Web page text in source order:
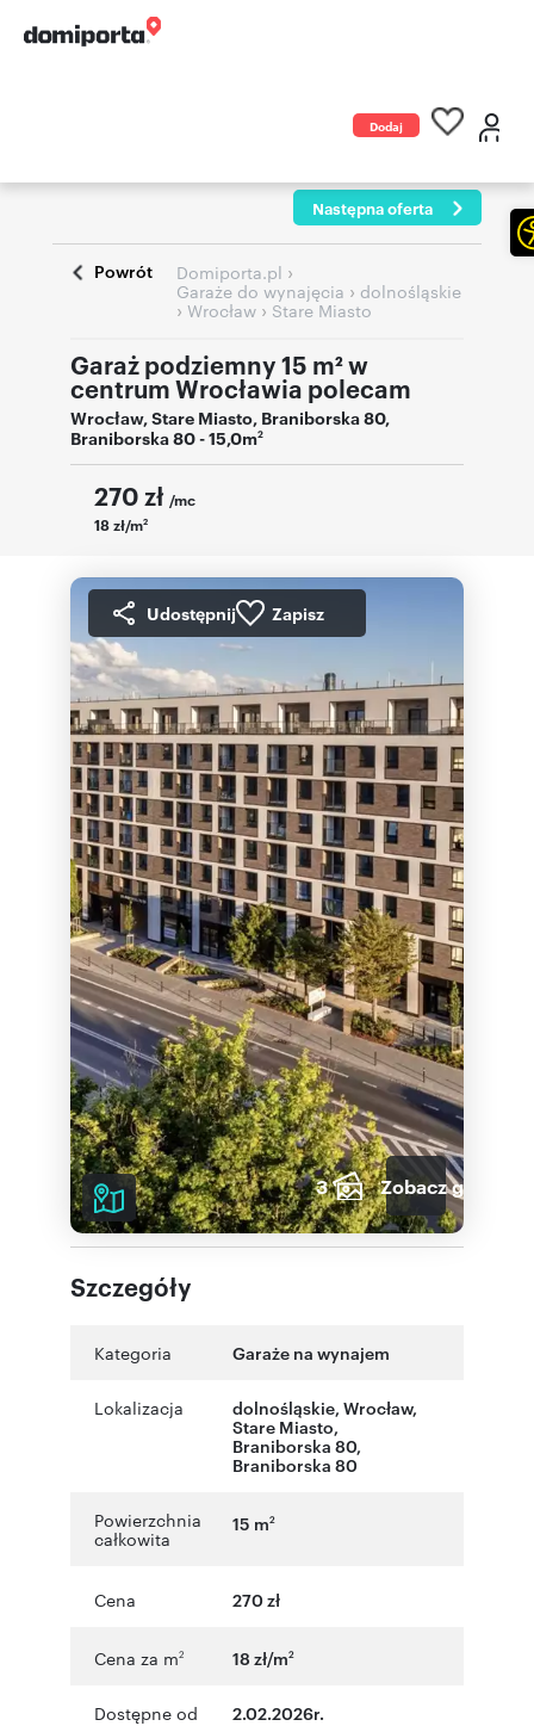
Dodaj
Następna oferta
Powrót Domiporta.pl ›
Garaże do wynajęcia › dolnośląskie
› Wrocław › Stare Miasto
Garaż podziemny 15 m² w
centrum Wrocławia polecam
Wrocław,Stare Miasto, Braniborska 80,
Braniborska 80- 15,0m2
270 zł /mc
18 zł/m2
Udostępnij Zapisz
3 Zobacz galerię
Szczegóły
Kategoria Garaże na wynajem
Lokalizacja dolnośląskie, Wrocław,
Stare Miasto,
Braniborska 80,
Braniborska 80
Powierzchnia
całkowita
15 m2
Cena 270 zł
Cena za m2 18 zł/m2
Dostępne od 2.02.2026r.